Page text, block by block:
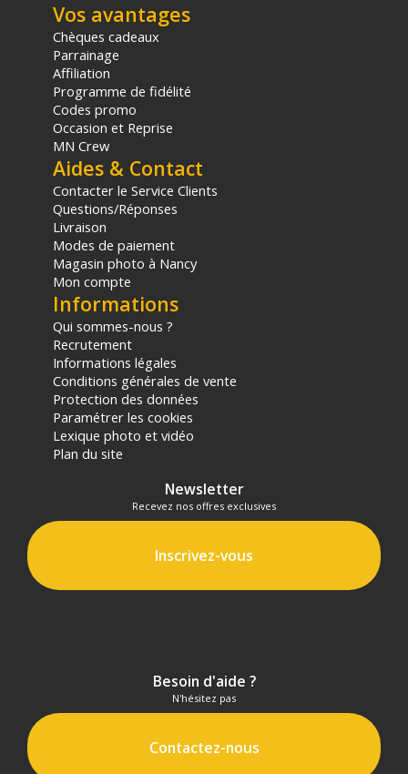
Vos avantages
Chèques cadeaux
Parrainage
Affiliation
Programme de fidélité
Codes promo
Occasion et Reprise
MN Crew
Aides & Contact
Contacter le Service Clients
Questions/Réponses
Livraison
Modes de paiement
Magasin photo à Nancy
Mon compte
Informations
Qui sommes-nous ?
Recrutement
Informations légales
Conditions générales de vente
Protection des données
Paramétrer les cookies
Lexique photo et vidéo
Plan du site
Newsletter
Recevez nos offres exclusives
Inscrivez-vous
Besoin d'aide ?
N'hésitez pas
Contactez-nous